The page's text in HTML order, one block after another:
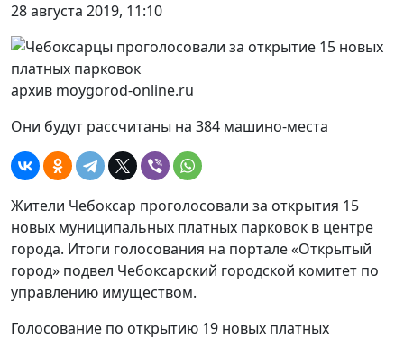
28 августа 2019, 11:10
архив moygorod-online.ru
Они будут рассчитаны на 384 машино-места
Жители Чебоксар проголосовали за открытия 15
новых муниципальных платных парковок в центре
города. Итоги голосования на портале «Открытый
город» подвел Чебоксарский городской комитет по
управлению имуществом.
Голосование по открытию 19 новых платных